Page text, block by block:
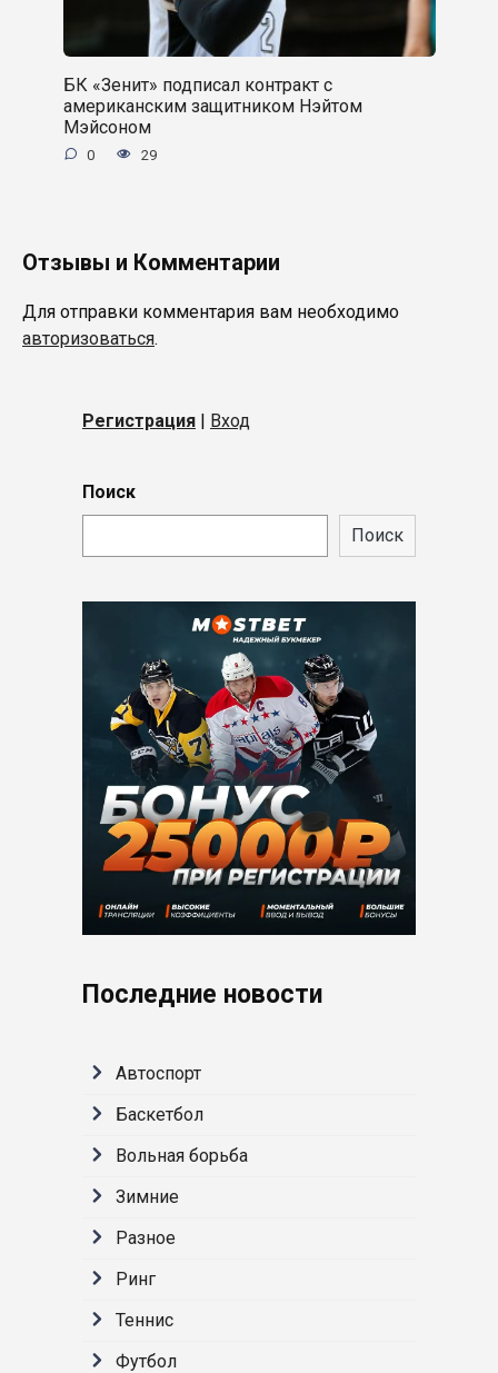
БК «Зенит» подписал контракт с
американским защитником Нэйтом
Мэйсоном
0 29
Отзывы и Комментарии
Для отправки комментария вам необходимо
авторизоваться.
Регистрация | Вход
Поиск
Поиск
Последние новости
Автоспорт
Баскетбол
Вольная борьба
Зимние
Разное
Ринг
Теннис
Футбол